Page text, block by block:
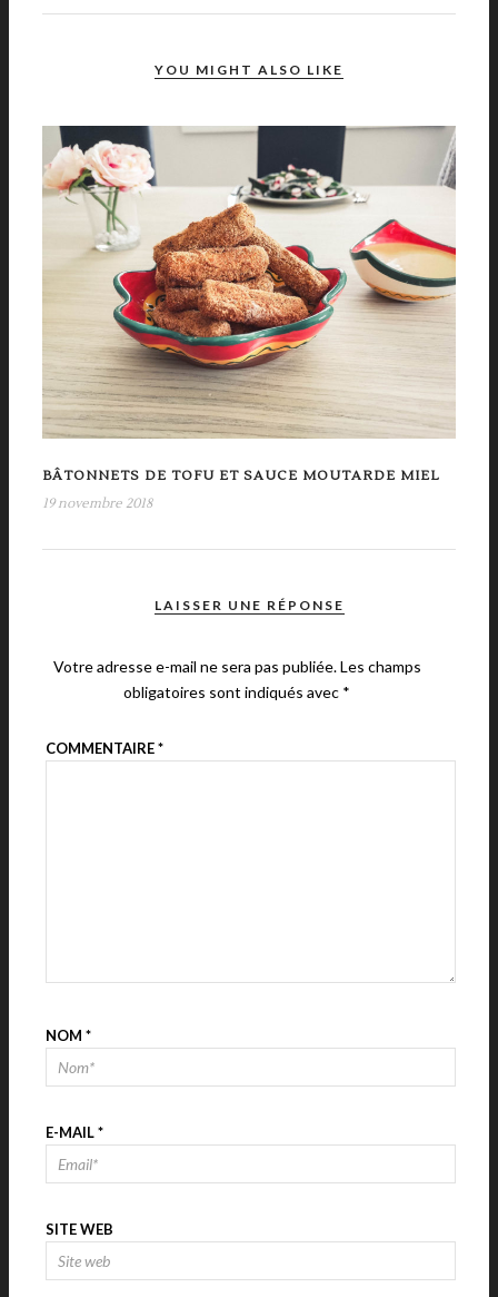
YOU MIGHT ALSO LIKE
BÂTONNETS DE TOFU ET SAUCE MOUTARDE MIEL
19 novembre 2018
LAISSER UNE RÉPONSE
Votre adresse e-mail ne sera pas publiée.Les champs
obligatoires sont indiqués avec *
COMMENTAIRE*
NOM *
E-MAIL*
SITE WEB